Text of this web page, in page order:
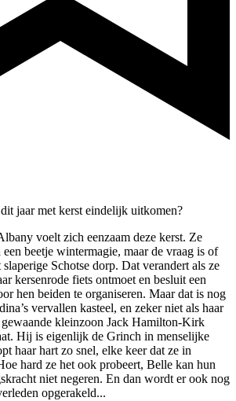
jaar met kerst eindelijk uitkomen?
voelt zich eenzaam deze kerst. Ze
beetje wintermagie, maar de vraag is of
Schotse dorp. Dat verandert als ze
kersenrode fiets ontmoet en besluit een
hen beiden te organiseren. Maar dat is nog
vervallen kasteel, en zeker niet als haar
kleinzoon Jack Hamilton-Kirk
Hij is eigenlijk de Grinch in menselijke
haar hart zo snel, elke keer dat ze in
hard ze het ook probeert, Belle kan hun
niet negeren. En dan wordt er ook nog
opgerakeld...